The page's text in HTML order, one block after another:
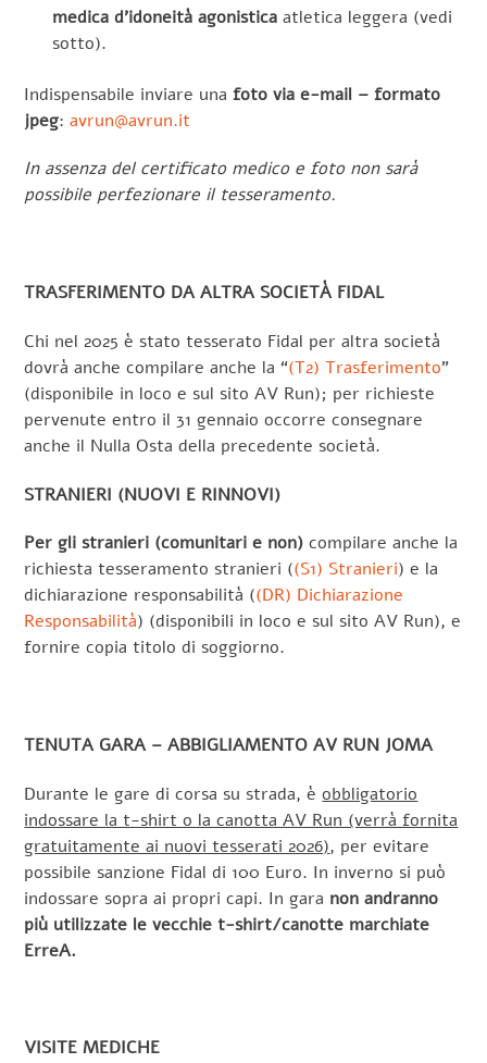
medica d’idoneità agonistica atletica leggera (vedi
sotto).
Indispensabile inviare unafoto via e-mail – formato
jpeg:avrun@avrun.it
In assenza del certificato medico e foto non sarà
possibile perfezionare il tesseramento.
TRASFERIMENTO DA ALTRA SOCIETÀ FIDAL
Chi nel 2025 è stato tesserato Fidal per altra società
dovrà anche compilare anche la “(T2) Trasferimento”
(disponibile in loco e sul sito AV Run); per richieste
pervenute entro il 31 gennaio occorre consegnare
anche il Nulla Osta della precedente società.
STRANIERI (NUOVI E RINNOVI)
Per gli stranieri (comunitari e non) compilare anche la
richiesta tesseramento stranieri ((S1) Stranieri) e la
dichiarazione responsabilità ((DR) Dichiarazione
Responsabilità) (disponibili in loco e sul sito AV Run), e
fornire copia titolo di soggiorno.
TENUTA GARA – ABBIGLIAMENTO AV RUN JOMA
Durante le gare di corsa su strada, èobbligatorio
indossare la t-shirt o la canotta AV Run (verrà fornita
gratuitamente ai nuovi tesserati 2026), per evitare
possibile sanzione Fidal di 100 Euro. In inverno si può
indossare sopra ai propri capi. In gara non andranno
più utilizzate le vecchie t-shirt/canotte marchiate
ErreA.
VISITE MEDICHE